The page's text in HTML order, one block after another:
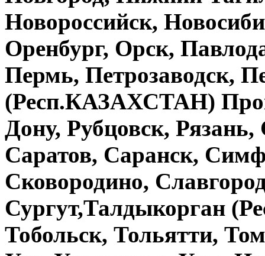
Новороссийск,
Оренбург, Орск,
Пермь, Петрозаводск,
(Респ.КАЗАХСТАН)
Дону, Рубцовск,
Саратов, Саранск,
Сковородино,
Сургут,Талдыкорган
Тобольск, Тольятти,